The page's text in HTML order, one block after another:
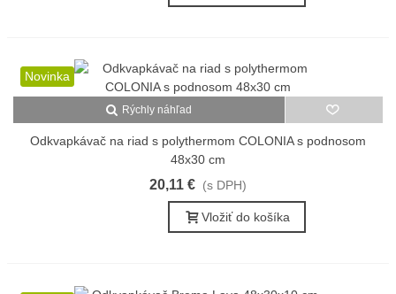
Novinka
Rýchly náhľad
Odkvapkávač na riad s polythermom COLONIA s podnosom
48x30 cm
20,11 € (s DPH)
Vložiť do košíka